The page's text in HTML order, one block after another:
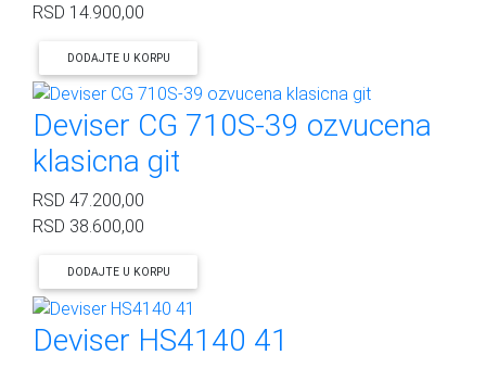
RSD 14.900,00
DODAJTE U KORPU
Deviser CG 710S-39 ozvucena
klasicna git
RSD 47.200,00
RSD 38.600,00
DODAJTE U KORPU
Deviser HS4140 41